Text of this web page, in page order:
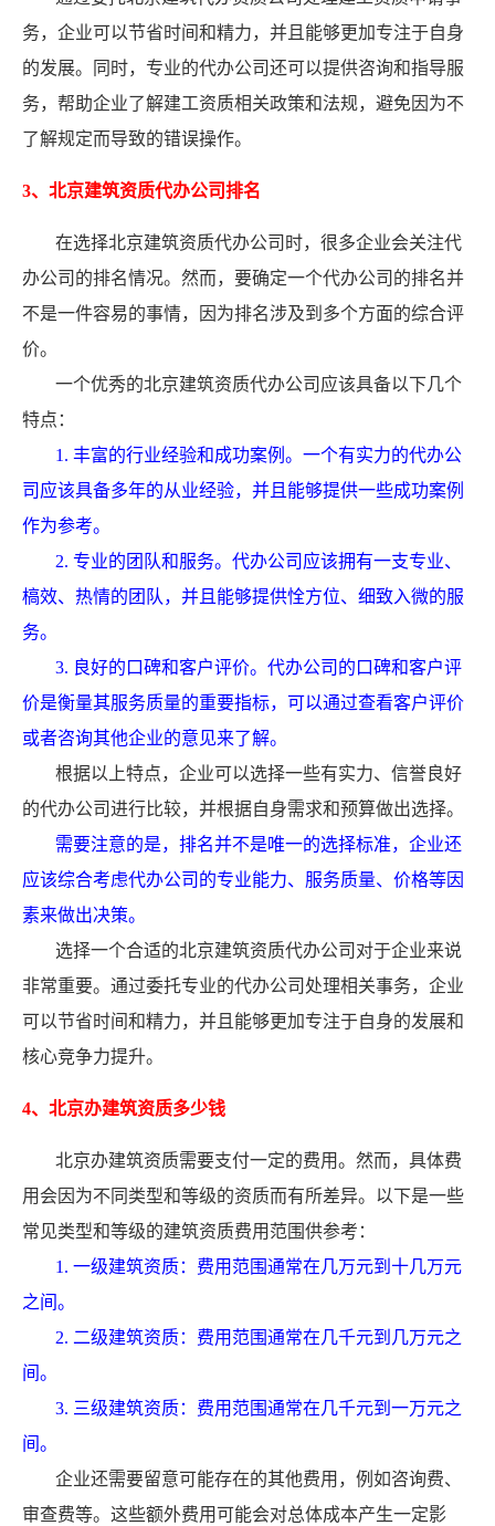
务，企业可以节省时间和精力，并且能够更加专注于自身
的发展。同时，专业的代办公司还可以提供咨询和指导服
务，帮助企业了解建工资质相关政策和法规，避免因为不
了解规定而导致的错误操作。
3、北京建筑资质代办公司排名
在选择北京建筑资质代办公司时，很多企业会关注代
办公司的排名情况。然而，要确定一个代办公司的排名并
不是一件容易的事情，因为排名涉及到多个方面的综合评
价。
一个优秀的北京建筑资质代办公司应该具备以下几个
特点：
1. 丰富的行业经验和成功案例。一个有实力的代办公
司应该具备多年的从业经验，并且能够提供一些成功案例
作为参考。
2. 专业的团队和服务。代办公司应该拥有一支专业、
槁效、热情的团队，并且能够提供恮方位、细致入微的服
务。
3. 良好的口碑和客户评价。代办公司的口碑和客户评
价是衡量其服务质量的重要指标，可以通过查看客户评价
或者咨询其他企业的意见来了解。
根据以上特点，企业可以选择一些有实力、信誉良好
的代办公司进行比较，并根据自身需求和预算做出选择。
需要注意的是，排名并不是唯一的选择标准，企业还
应该综合考虑代办公司的专业能力、服务质量、价格等因
素来做出决策。
选择一个合适的北京建筑资质代办公司对于企业来说
非常重要。通过委托专业的代办公司处理相关事务，企业
可以节省时间和精力，并且能够更加专注于自身的发展和
核心竞争力提升。
4、北京办建筑资质多少钱
北京办建筑资质需要支付一定的费用。然而，具体费
用会因为不同类型和等级的资质而有所差异。以下是一些
常见类型和等级的建筑资质费用范围供参考：
1. 一级建筑资质：费用范围通常在几万元到十几万元
之间。
2. 二级建筑资质：费用范围通常在几千元到几万元之
间。
3. 三级建筑资质：费用范围通常在几千元到一万元之
间。
企业还需要留意可能存在的其他费用，例如咨询费、
审查费等。这些额外费用可能会对总体成本产生一定影